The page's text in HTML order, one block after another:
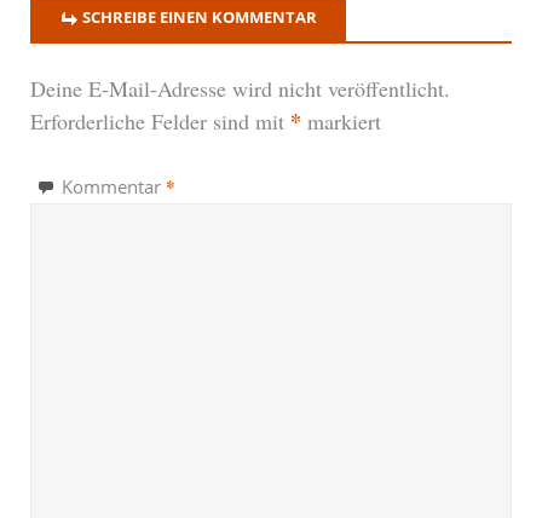
SCHREIBE EINEN KOMMENTAR
Deine E-Mail-Adresse wird nicht veröffentlicht.
Erforderliche Felder sind mit * markiert
Kommentar *